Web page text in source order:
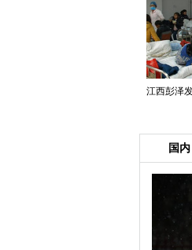
江西彭泽
国内